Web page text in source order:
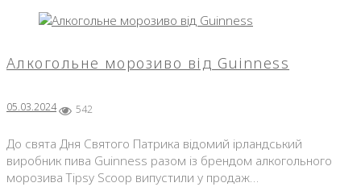
День:
05.03.2024
Алкогольне морозиво від Guinness
05.03.2024 542
До свята Дня Святого Патрика відомий ірландський
виробник пива Guinness разом із брендом алкогольного
морозива Tipsy Scoop випустили у продаж…